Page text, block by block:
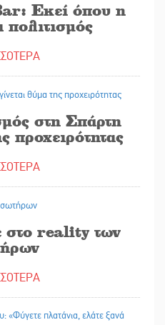
Εκεί όπου η
πολιτισμός
στη Σπάρτη
προχειρότητας
στο reality των